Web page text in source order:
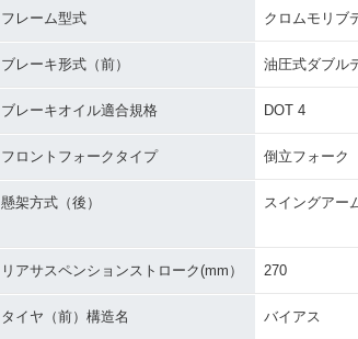
フレーム型式 クロムモリブ
ブレーキ形式（前） 油圧式ダブル
ブレーキオイル適合規格 DOT 4
フロントフォークタイプ 倒立フォーク
懸架方式（後） スイングアー
リアサスペンションストローク(mm） 270
タイヤ（前）構造名 バイアス